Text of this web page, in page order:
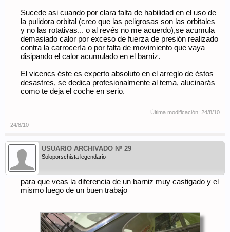
Sucede asi cuando por clara falta de habilidad en el uso de
la pulidora orbital (creo que las peligrosas son las orbitales
y no las rotativas... o al revés no me acuerdo),se acumula
demasiado calor por exceso de fuerza de presión realizado
contra la carrocería o por falta de movimiento que vaya
disipando el calor acumulado en el barniz.
El vicencs éste es experto absoluto en el arreglo de éstos
desastres, se dedica profesionalmente al tema, alucinarás
como te deja el coche en serio.
Última modificación: 24/8/10
24/8/10
USUARIO ARCHIVADO Nº 29
Soloporschista legendario
para que veas la diferencia de un barniz muy castigado y el
mismo luego de un buen trabajo